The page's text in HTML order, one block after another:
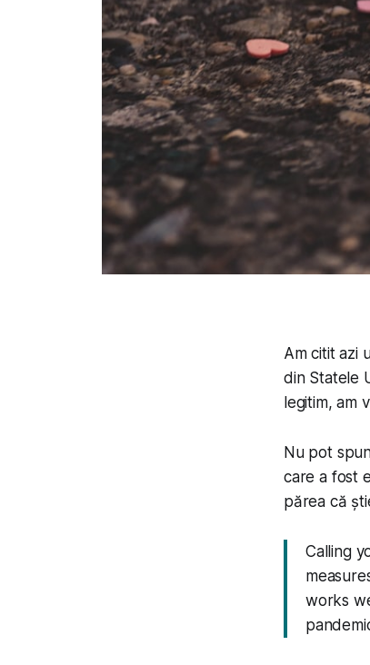
Am citit azi
din Statele
legitim, am
Nu pot
care a fost
părea că
Calling
works